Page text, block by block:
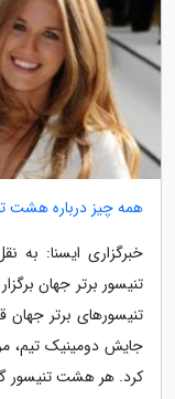
همه چیز درباره هشت
خبرگزاری ایسنا:
تنیسور برتر جهان
تنیسورهای برتر
کرد. هر هشت تنیسور